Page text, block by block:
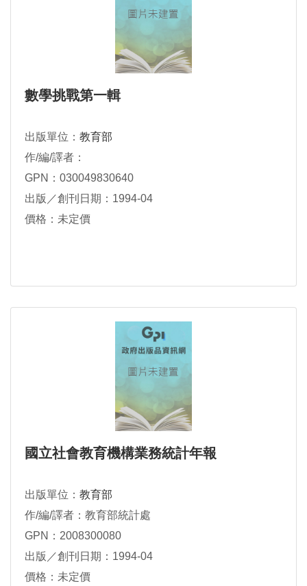
數學挑戰第一輯
出版單位： 教育部
作/編/譯者：
GPN：030049830640
出版／創刊日期：1994-04
價格：未定價
國立社會教育機構業務統計年報
出版單位： 教育部
作/編/譯者：教育部統計處
GPN：2008300080
出版／創刊日期：1994-04
價格：未定價